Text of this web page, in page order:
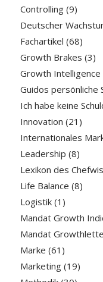
Controlling(9)
Deutscher
Fachartikel (68)
Growth Brakes (3)
Growth
Guidos persönliche
Ich habe keine
Innovation (21)
Internationales
Leadership (8)
Lexikon des
Life Balance (8)
Logistik(1)
Mandat Growth
Mandat
Marke (61)
Marketing(19)